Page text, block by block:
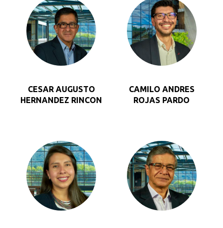
CESAR AUGUSTO
HERNANDEZ RINCON
CAMILO ANDRES
ROJAS PARDO